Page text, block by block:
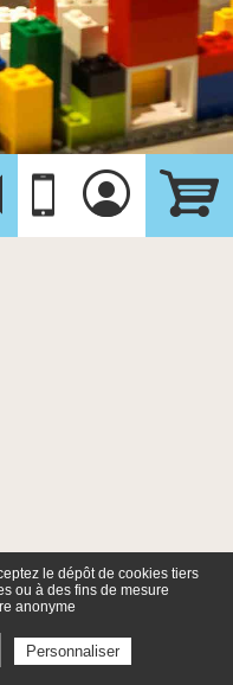
le dépôt de cookies tiers
ou à des fins de mesure
anonyme
Personnaliser